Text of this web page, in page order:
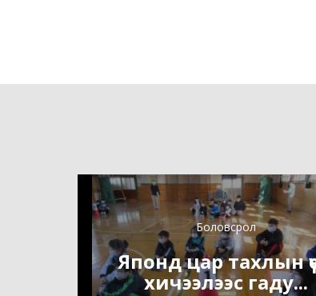
Боловсрол
Японд цар тахлын
хичээлээс гаду...